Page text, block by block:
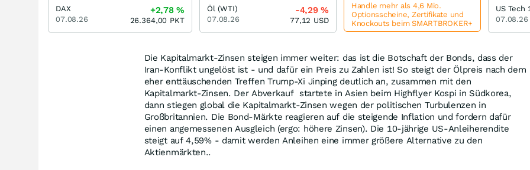
Die Kapitalmarkt-Zinsen steigen immer weiter: das ist die Botschaft der Bonds, dass der
Iran-Konflikt ungelöst ist - und dafür ein Preis zu Zahlen ist! So steigt der Ölpreis nach dem
eher enttäuschenden Treffen Trump-Xi Jinping deutlich an, zusammen mit den
Kapitalmarkt-Zinsen. Der Abverkauf startete in Asien beim Highflyer Kospi in Südkorea,
dann stiegen global die Kapitalmarkt-Zinsen wegen der politischen Turbulenzen in
Großbritannien. Die Bond-Märkte reagieren auf die steigende Inflation und fordern dafür
einen angemessenen Ausgleich (ergo: höhere Zinsen). Die 10-jährige US-Anleiherendite
steigt auf 4,59% - damit werden Anleihen eine immer größere Alternative zu den
Aktienmärkten..
DAX
07.08.26
+2,78%
26.364,00 PKT
Öl (WTI)
07.08.26
-4,29%
77,12 USD
Handle mehr als 4,6 Mio.
Optionsscheine, Zertifikate und
Knockouts beim SMARTBROKER+
US Tech
07.08.26